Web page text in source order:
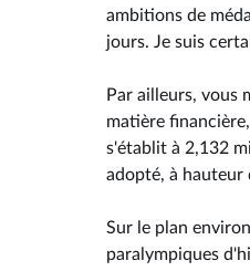
ambitions de
jours. Je suis
Par ailleurs, vous
matière
s'établit à 2,132
adopté, à hauteur
Sur le plan
paralympiques